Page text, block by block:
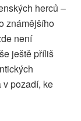
herců –
známějšího
není
ještě příliš
v pozadí, ke